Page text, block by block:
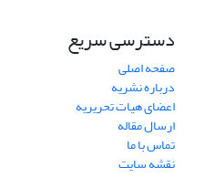
دسترسی سریع
صفحه اصلی
درباره نشریه
اعضای هیات تحریریه
ارسال مقاله
تماس با ما
نقشه سایت